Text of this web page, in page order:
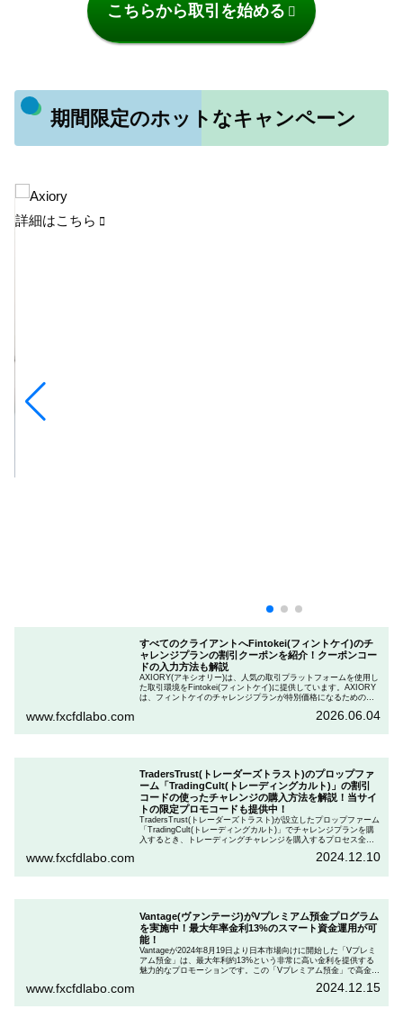
こちらから取引を始める
期間限定のホットなキャンペーン
詳細はこちら
すべてのクライアントへFintokei(フィントケイ)のチ
ャレンジプランの割引クーポンを紹介！クーポンコー
ドの入力方法も解説
AXIORY(アキシオリー)は、人気の取引プラットフォームを使用し
た取引環境をFintokei(フィントケイ)に提供しています。AXIORY
は、フィントケイのチャレンジプランが特別価格になるためのク
ランを申し込むときのクーポンコードを入力して割引にする方法
www.fxcfdlabo.com 2026.06.04
TradersTrust(トレーダーズトラスト)のプロップファ
ーム「TradingCult(トレーディングカルト)」の割引
コードの使ったチャレンジの購入方法を解説！当サイ
トの限定プロモコードも提供中！
TradersTrust(トレーダーズトラスト)が設立したプロップファーム
「TradingCult(トレーディングカルト)」でチャレンジプランを購
入するとき、トレーディングチャレンジを購入するプロセス全体
ます。さらに、TradingCultがほぼ定期的に実施している割引コー
www.fxcfdlabo.com 2024.12.10
Vantage(ヴァンテージ)がVプレミアム預金プログラム
を実施中！最大年率金利13%のスマート資金運用が可
能！
Vantageが2024年8月19日より日本市場向けに開始した「Vプレミ
アム預金」は、最大年利約13%という非常に高い金利を提供する
魅力的なプロモーションです。この「Vプレミアム預金」で高金利
「Vプレミアム預金」を行いたい人は、この記事をしっかりと読ん
www.fxcfdlabo.com 2024.12.15